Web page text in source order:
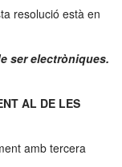
resolució està en
ser electròniques.
AL DE LES
amb tercera